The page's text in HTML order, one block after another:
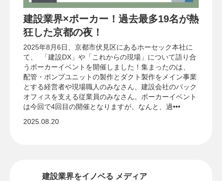
建設業界×ポーカー！過去最多19名が熱
狂した京都の夜！
2025年8月6日、京都市伏見区にあるホーセック本社に
て、 「建設DX」や「これからの現場」について語り合
うポーカーイベントを開催しました！集まったのは、
配管・ポンプユニットの製作とダクト製作をメイン事業
とする経営者や現場職人のみなさん、建設会社のバック
オフィスを支える従業員のみなさん。ポーカーイベント
は今回で4回目の開催となりますが、なんと、過•••
2025.08.20
建設業界をイノベる メディア